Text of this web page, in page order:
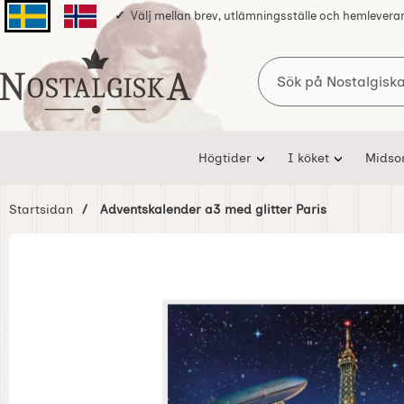
Svenska sidanNorska sidan
Välj mellan brev, utlämningsställe och
Startsidan för Nostalgiska
Sök
Högtider I köket
Startsidan Adventskalender a3 med glitter Paris